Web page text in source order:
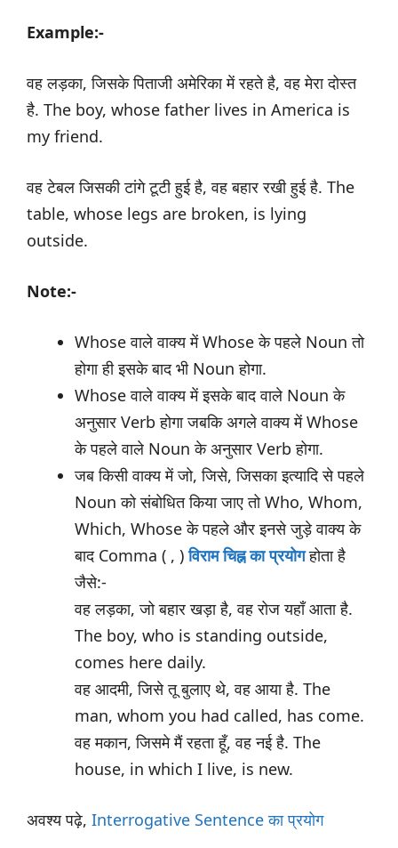
Example:-
वह लड़का, जिसके पिताजी अमेरिका में रहते है, वह मेरा दोस्त
है. The boy, whose father lives in America is
my friend.
वह टेबल जिसकी टांगे टूटी हुई है, वह बहार रखी हुई है. The
table, whose legs are broken, is lying
outside.
Note:-
Whose वाले वाक्य में Whose के पहले Noun तो
होगा ही इसके बाद भी Noun होगा.
Whose वाले वाक्य में इसके बाद वाले Noun के
अनुसार Verb होगा जबकि अगले वाक्य में Whose
के पहले वाले Noun के अनुसार Verb होगा.
जब किसी वाक्य में जो, जिसे, जिसका इत्यादि से पहले
Noun को संबोधित किया जाए तो Who, Whom,
Which, Whose के पहले और इनसे जुड़े वाक्य के
बाद Comma ( , )विराम चिह्न का प्रयोगहोता है
जैसे:-
वह लड़का, जो बहार खड़ा है, वह रोज यहाँ आता है.
The boy, who is standing outside,
comes here daily.
वह आदमी, जिसे तू बुलाए थे, वह आया है. The
man, whom you had called, has come.
वह मकान, जिसमे मैं रहता हूँ, वह नई है. The
house, in which I live, is new.
अवश्य पढ़े, Interrogative Sentence का प्रयोग